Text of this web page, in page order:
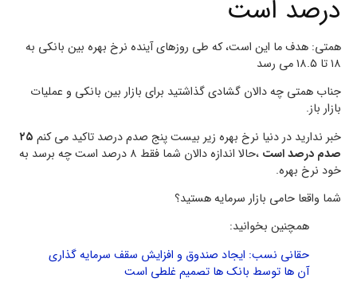
درصد است
همتی: هدف ما این است، که طی روزهای آینده نرخ بهره بین بانکی به
۱۸ تا ۱۸.۵ می رسد
جناب همتی چه دالان گشادی گذاشتید برای بازار بین بانکی و عملیات
بازار باز.
خبر ندارید در دنیا نرخ بهره زیر بیست پنج صدم درصد تاکید می کنم ۲۵
صدم درصد است
،حالا اندازه دالان شما فقط ۸ درصد است چه برسد به
خود نرخ بهره.
شما واقعا حامی بازار سرمایه هستید؟
همچنین بخوانید:
حقانی نسب: ایجاد صندوق و افزایش سقف سرمایه گذاری
آن ها توسط بانک ها تصمیم غلطی است